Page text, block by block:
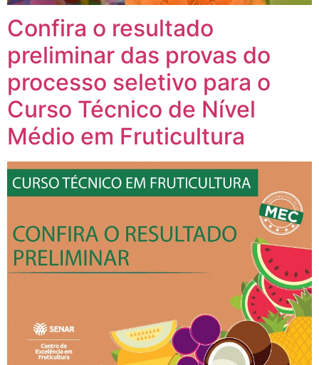
Confira o resultado
preliminar das provas do
processo seletivo para o
Curso Técnico de Nível
Médio em Fruticultura